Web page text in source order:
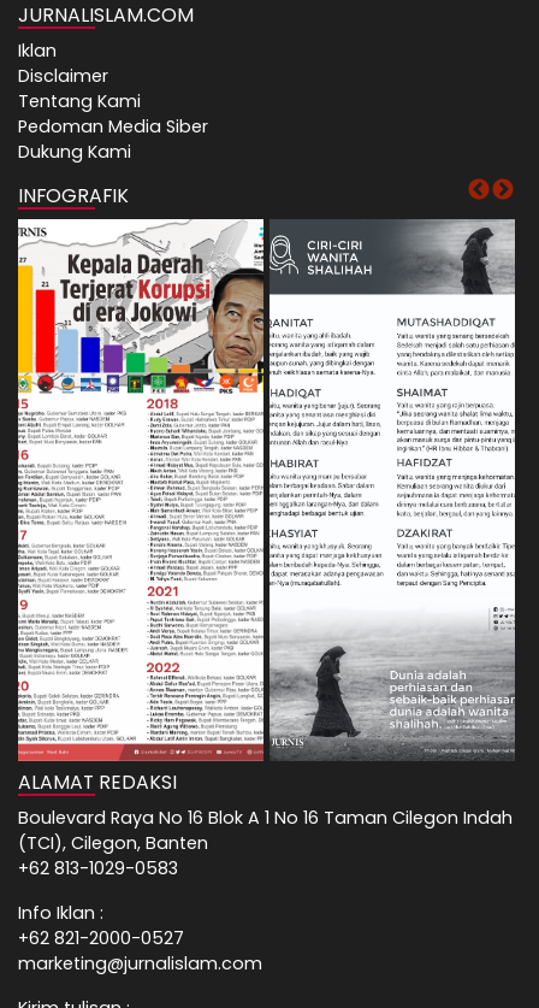
JURNALISLAM.COM
Iklan
Disclaimer
Tentang Kami
Pedoman Media Siber
Dukung Kami
INFOGRAFIK
ALAMAT REDAKSI
Boulevard Raya No 16 Blok A 1 No 16 Taman Cilegon Indah
(TCI), Cilegon, Banten
+62 813-1029-0583
Info Iklan :
+62 821-2000-0527
marketing@jurnalislam.com